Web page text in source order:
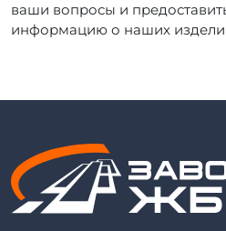
ваши вопросы и
информацию о наших